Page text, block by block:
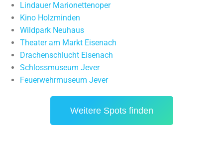
Lindauer Marionettenoper
Kino Holzminden
Wildpark Neuhaus
Theater am Markt Eisenach
Drachenschlucht Eisenach
Schlossmuseum Jever
Feuerwehrmuseum Jever
Weitere Spots finden